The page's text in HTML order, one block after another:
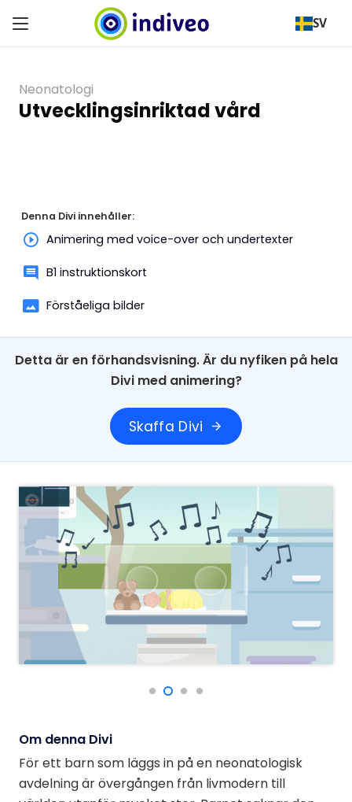
SV
Neonatologi
Utvecklingsinriktad vård
Denna Divi innehåller:
Animering med voice-over och undertexter
B1 instruktionskort
Förståeliga bilder
Detta är en förhandsvisning. Är du nyfiken på hela
Divi med animering?
Skaffa Divi arrow_forward
Om denna Divi
För ett barn som läggs in på en neonatologisk
avdelning är övergången från livmodern till